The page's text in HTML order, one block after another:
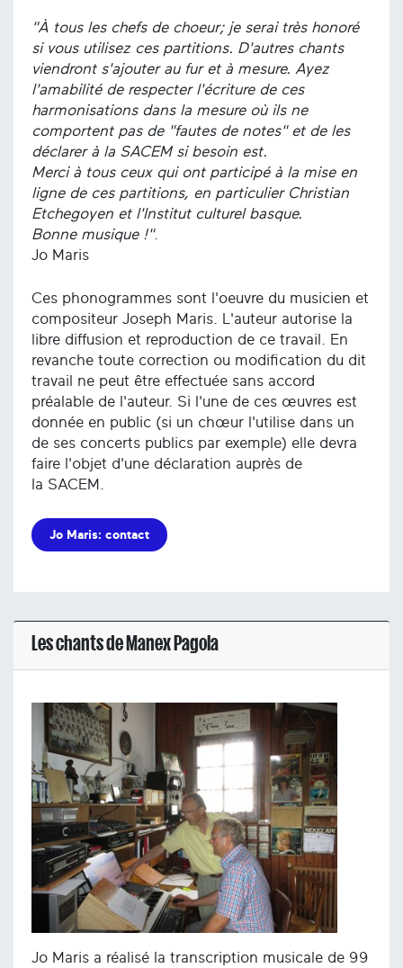
"À tous les chefs de choeur; je serai très honoré
si vous utilisez ces partitions. D'autres chants
viendront s'ajouter au fur et à mesure. Ayez
l'amabilité de respecter l'écriture de ces
harmonisations dans la mesure où ils ne
comportent pas de "fautes de notes" et de les
déclarer à la SACEM si besoin est.
Merci à tous ceux qui ont participé à la mise en
ligne de ces partitions, en particulier Christian
Etchegoyen et l'Institut culturel basque.
Bonne musique !".
Jo Maris
Ces phonogrammes sont l'oeuvre du musicien et
compositeur Joseph Maris. L'auteur autorise la
libre diffusion et reproduction de ce travail. En
revanche toute correction ou modification du dit
travail ne peut être effectuée sans accord
préalable de l'auteur. Si l'une de ces œuvres est
donnée en public (si un chœur l'utilise dans un
de ses concerts publics par exemple) elle devra
faire l'objet d'une déclaration auprès de
la SACEM.
Jo Maris: contact
Les chants de Manex Pagola
Jo Maris a réalisé la transcription musicale de 99